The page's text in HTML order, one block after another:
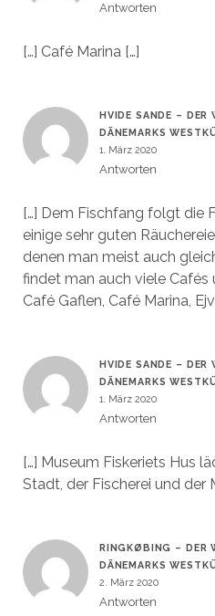
Antworten
[…] Café Marina […]
HVIDE SANDE – DER
DÄNEMARKS
1. März 2020
Antworten
[…] Dem Fischfang folgt die
einige sehr guten
denen man meist auch
findet man auch viele Cafés
Café Gaflen, Café Marina,
HVIDE SANDE – DER
DÄNEMARKS
1. März 2020
Antworten
[…] Museum Fiskeriets Hus
Stadt, der Fischerei und der
RINGKØBING – DER
DÄNEMARKS
2. März 2020
Antworten